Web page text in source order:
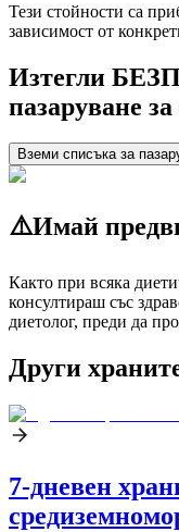
Тези стойности са
зависимост от
Изтегли
пазаруване
Вземи списъка за
⚠️Имай
Както при всяка
консултираш със
диетолог, преди да
Други
7-дневен